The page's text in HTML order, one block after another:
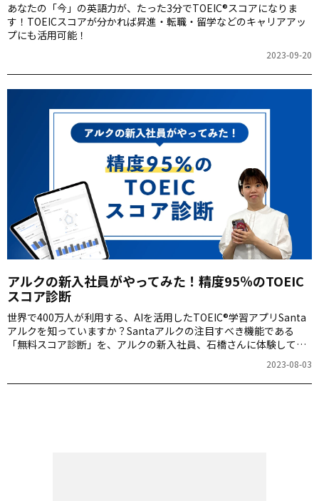
あなたの「今」の英語力が、たった3分でTOEIC®スコアになりま
す！TOEICスコアが分かれば昇進・転職・留学などのキャリアアッ
プにも活用可能！
2023-09-20
アルクの新入社員がやってみた！精度95％のTOEIC
スコア診断
世界で400万人が利用する、AIを活用したTOEIC®学習アプリSanta
アルクを知っていますか？Santaアルクの注目すべき機能である
「無料スコア診断」を、アルクの新入社員、石橋さんに体験してい
くれると話題のSantaアルクの、実際の使用感についてインタビュ
ーしてみました。
2023-08-03